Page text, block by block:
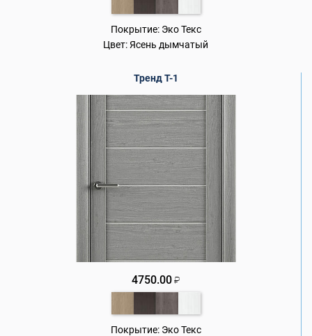
Покрытие: Эко Текс
Цвет: Ясень дымчатый
Тренд Т-1
4750.00 ₽
Покрытие: Эко Текс